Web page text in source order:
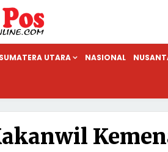
SUMATERA UTARA NASIONAL